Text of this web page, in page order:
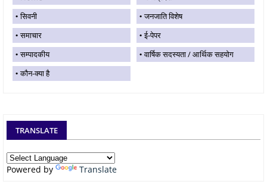
सिवनी
जनजाति विशेष
समाचार
ई-पेपर
सम्पादकीय
वार्षिक सदस्यता / आर्थिक सहयोग
कौन-क्या है
TRANSLATE
Powered by Translate